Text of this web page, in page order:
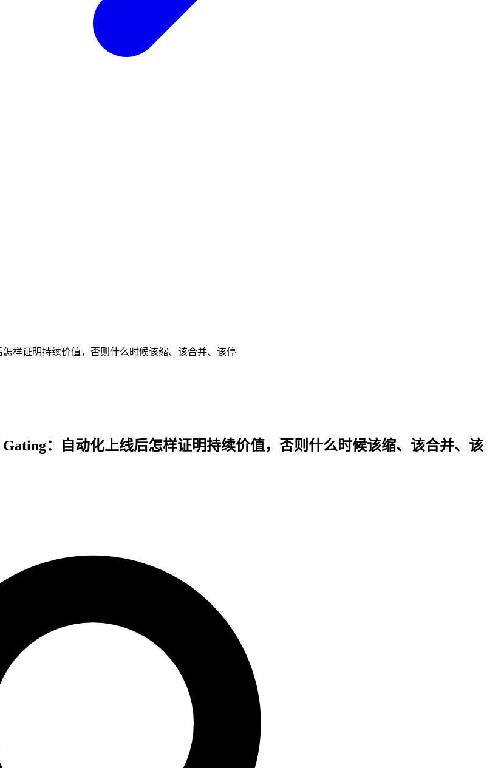
怎样证明持续价值，否则什么时候该缩、该合并、该停
Gating：自动化上线后怎样证明持续价值，否则什么时候该缩、该合并、该